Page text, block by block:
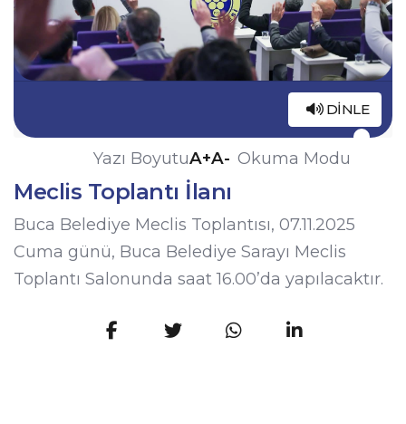
DINLE
Yazı BoyutuA+A- Okuma Modu
Meclis Toplantı İlanı
Buca Belediye Meclis Toplantısı, 07.11.2025
Cuma günü, Buca Belediye Sarayı Meclis
Toplantı Salonunda saat 16.00’da yapılacaktır.